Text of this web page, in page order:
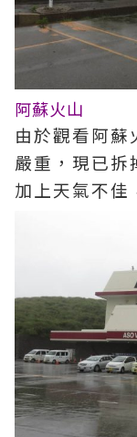
阿蘇火山
由於觀看阿蘇
嚴重，現已拆
加上天氣不佳